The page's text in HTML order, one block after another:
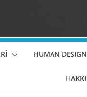
HUMAN DESIGN